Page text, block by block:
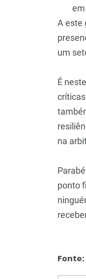
A este
um
É
na
ponto
Fonte: